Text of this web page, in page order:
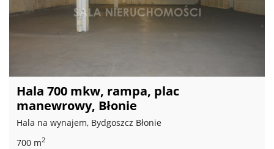
Hala 700 mkw, rampa, plac
manewrowy, Błonie
Hala na wynajem, Bydgoszcz Błonie
700 m2